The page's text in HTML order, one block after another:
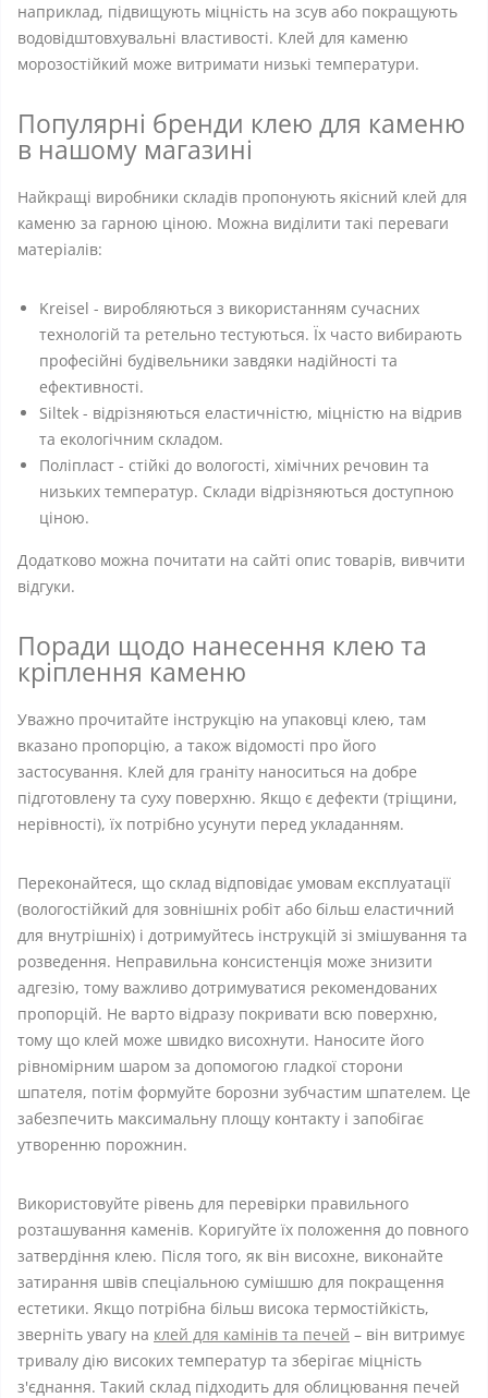
наприклад, підвищують міцність на зсув або покращують
водовідштовхувальні властивості. Клей для каменю
морозостійкий може витримати низькі температури.
Популярні бренди клею для каменю
в нашому магазині
Найкращі виробники складів пропонують якісний клей для
каменю за гарною ціною. Можна виділити такі переваги
матеріалів:
Kreisel - виробляються з використанням сучасних
технологій та ретельно тестуються. Їх часто вибирають
професійні будівельники завдяки надійності та
ефективності.
Siltek - відрізняються еластичністю, міцністю на відрив
та екологічним складом.
Поліпласт - стійкі до вологості, хімічних речовин та
низьких температур. Склади відрізняються доступною
ціною.
Додатково можна почитати на сайті опис товарів, вивчити
відгуки.
Поради щодо нанесення клею та
кріплення каменю
Уважно прочитайте інструкцію на упаковці клею, там
вказано пропорцію, а також відомості про його
застосування. Клей для граніту наноситься на добре
підготовлену та суху поверхню. Якщо є дефекти (тріщини,
нерівності), їх потрібно усунути перед укладанням.
Переконайтеся, що склад відповідає умовам експлуатації
(вологостійкий для зовнішніх робіт або більш еластичний
для внутрішніх) і дотримуйтесь інструкцій зі змішування та
розведення. Неправильна консистенція може знизити
адгезію, тому важливо дотримуватися рекомендованих
пропорцій. Не варто відразу покривати всю поверхню,
тому що клей може швидко висохнути. Наносите його
рівномірним шаром за допомогою гладкої сторони
шпателя, потім формуйте борозни зубчастим шпателем. Це
забезпечить максимальну площу контакту і запобігає
утворенню порожнин.
Використовуйте рівень для перевірки правильного
розташування каменів. Коригуйте їх положення до повного
затвердіння клею. Після того, як він висохне, виконайте
затирання швів спеціальною сумішшю для покращення
естетики. Якщо потрібна більш висока термостійкість,
зверніть увагу на клей для камінів та печей – він витримує
тривалу дію високих температур та зберігає міцність
з'єднання. Такий склад підходить для облицювання печей